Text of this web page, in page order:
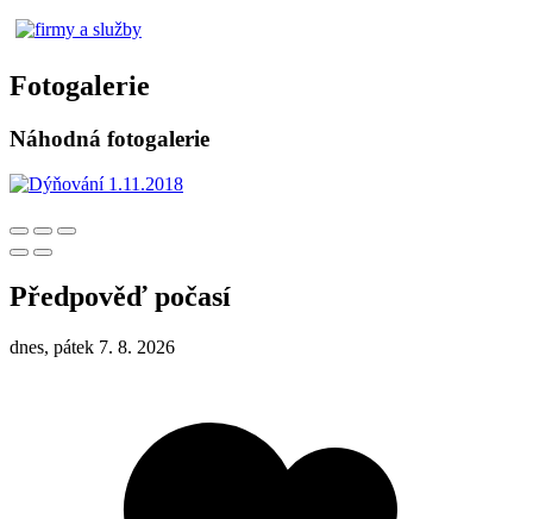
Fotogalerie
Náhodná fotogalerie
Předpověď počasí
dnes, pátek 7. 8. 2026